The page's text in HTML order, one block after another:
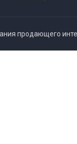
продающего